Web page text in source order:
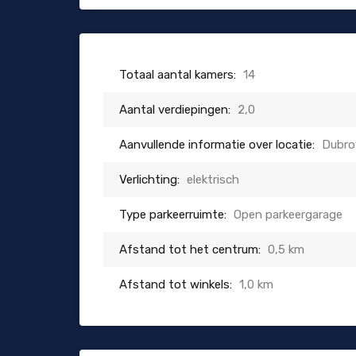
Totaal aantal kamers: 14
Aantal verdiepingen: 2,0
Aanvullende informatie over locatie:
Verlichting: elektrisch
Type parkeerruimte: Open parkeergarage
Afstand tot het centrum: 0,5 km
Afstand tot winkels: 1,0 km